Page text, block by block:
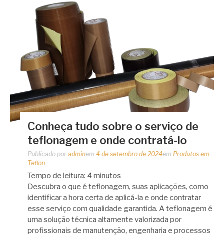
Conheça tudo sobre o serviço de
teflonagem e onde contratá-lo
Publicado por adminem 4 de setembro de 2024em Produtos em
Teflon
Tempo de leitura: 4 minutos
Descubra o que é teflonagem, suas aplicações, como
identificar a hora certa de aplicá-la e onde contratar
esse serviço com qualidade garantida. A teflonagem é
uma solução técnica altamente valorizada por
profissionais de manutenção, engenharia e processos